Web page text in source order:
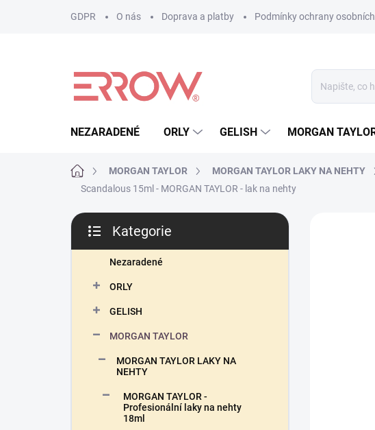
GDPR O nás Doprava a platby Podmínky ochrany
NEZARADENÉ ORLY GELISH MORGAN
Domů MORGAN TAYLOR MORGAN TAYLOR LAKY NA NEHTY
Scandalous 15ml - MORGAN TAYLOR - lak na nehty
P
s
kategorie
Kategorie
Nezaradené
ORLY
GELISH
MORGAN TAYLOR
MORGAN TAYLOR LAKY NA
NEHTY
MORGAN TAYLOR -
Profesionální laky na nehty
18ml